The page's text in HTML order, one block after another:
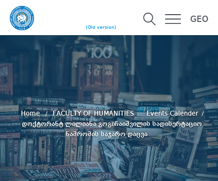
(Old version)
GEO
Home FACULTY OF HUMANITIES
Events Calender
დოქტორანტ ლილიანა გოგიჩაიშვილის სადისერტაციო
ნაშრომის საჯარო დაცვა